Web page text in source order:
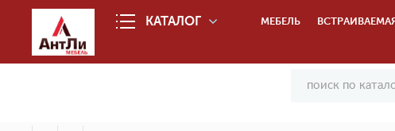
КАТАЛОГ МЕБЕЛЬ